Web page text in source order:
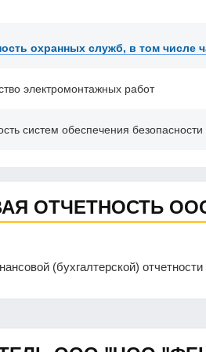
охранных служб, в том числе
электромонтажных работ
систем обеспечения безопасности
ОТЧЕТНОСТЬ
(бухгалтерской)